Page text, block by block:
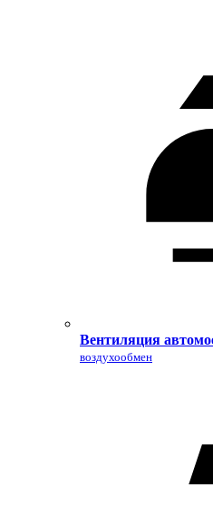
Вентиляция
воздухообмен